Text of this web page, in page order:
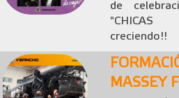
de
"CHICAS
creciendo!!
MASSEY